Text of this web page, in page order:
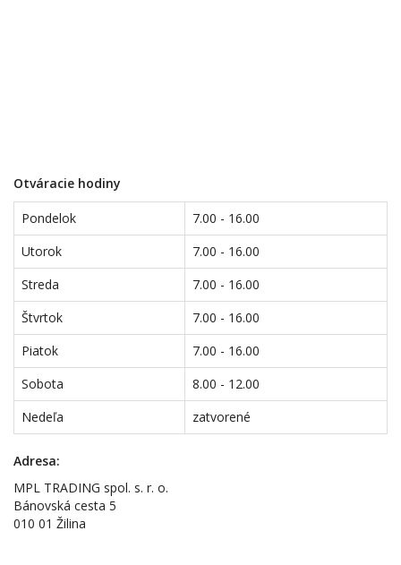
Otváracie hodiny
Pondelok
7.00 - 16.00
Utorok
7.00 - 16.00
Streda
7.00 - 16.00
Štvrtok
7.00 - 16.00
Piatok
7.00 - 16.00
Sobota
8.00 - 12.00
Nedeľa
zatvorené
Adresa:
MPL TRADING spol. s. r. o.
Bánovská cesta 5
010 01 Žilina